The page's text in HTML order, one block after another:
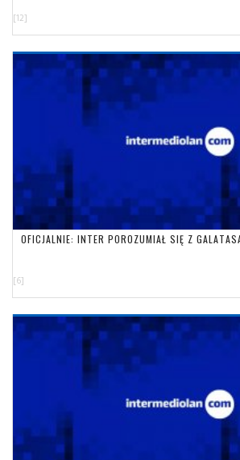
[12]
OFICJALNIE: INTER POROZUMIAŁ SIĘ Z
[6]